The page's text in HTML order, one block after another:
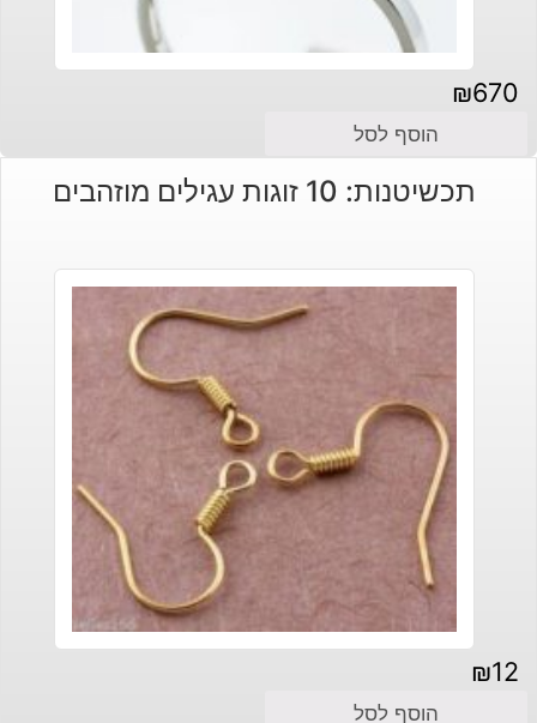
₪670
הוסף לסל
תכשיטנות: 10 זוגות עגילים מוזהבים
₪12
הוסף לסל